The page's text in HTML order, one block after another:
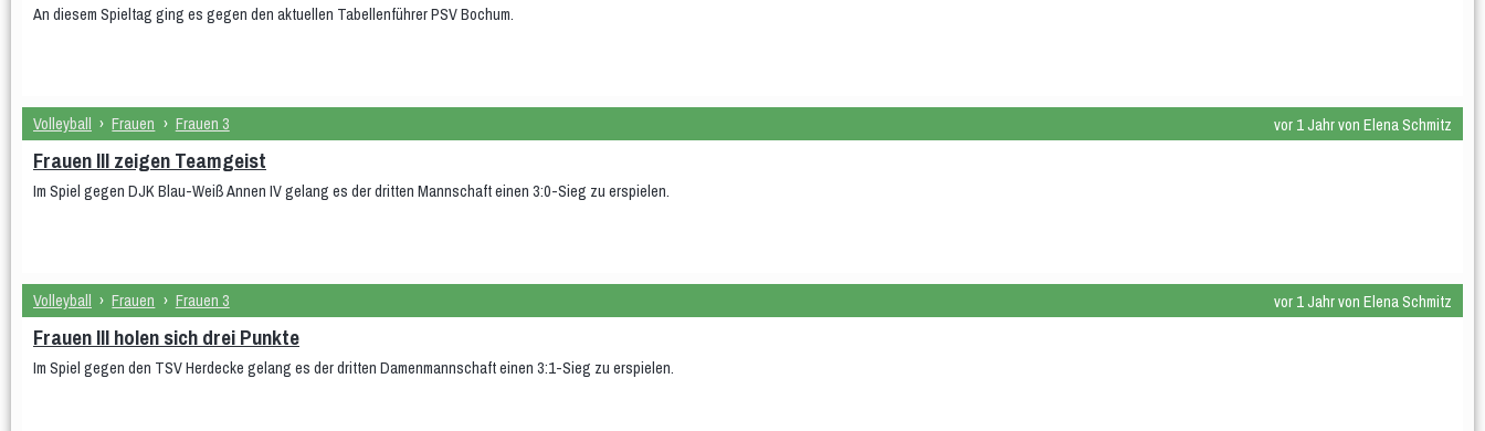
An diesem Spieltag ging es gegen den aktuellen Tabellenführer PSV Bochum.
Volleyball › Frauen › Frauen 3 vor 1 Jahr von Elena Schmitz
Frauen III zeigen Teamgeist
Im Spiel gegen DJK Blau-Weiß Annen IV gelang es der dritten Mannschaft einen 3:0-Sieg zu erspielen.
Volleyball › Frauen › Frauen 3 vor 1 Jahr von Elena Schmitz
Frauen III holen sich drei Punkte
Im Spiel gegen den TSV Herdecke gelang es der dritten Damenmannschaft einen 3:1-Sieg zu erspielen.